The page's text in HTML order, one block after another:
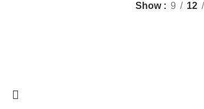
Show 9 12